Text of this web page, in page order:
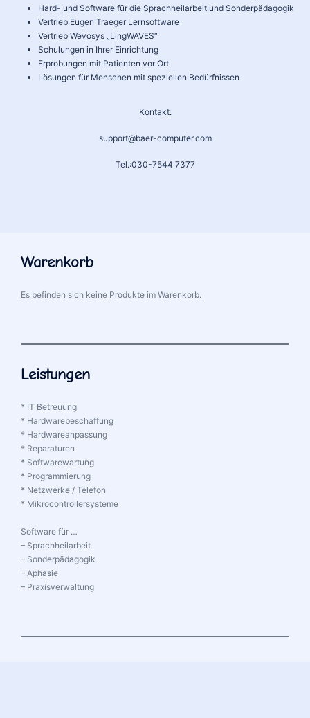
Hard- und Software für die Sprachheilarbeit und Sonderpädagogik
Vertrieb Eugen Traeger Lernsoftware
Vertrieb Wevosys „LingWAVES“
Schulungen in Ihrer Einrichtung
Erprobungen mit Patienten vor Ort
Lösungen für Menschen mit speziellen Bedürfnissen
Kontakt:
support@baer-computer.com
Tel.:030-7544 7377
Warenkorb
Es befinden sich keine Produkte im Warenkorb.
Leistungen
* IT Betreuung
* Hardwarebeschaffung
* Hardwareanpassung
* Reparaturen
* Softwarewartung
* Programmierung
* Netzwerke / Telefon
* Mikrocontrollersysteme
Software für …
– Sprachheilarbeit
– Sonderpädagogik
– Aphasie
– Praxisverwaltung